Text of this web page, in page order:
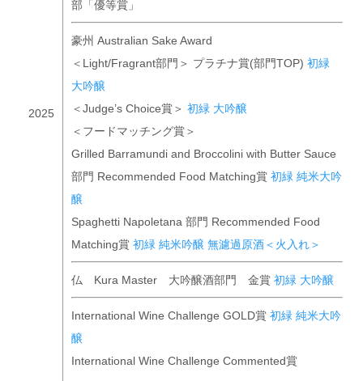
2025
部「優等賞」
豪州 Australian Sake Award
＜Light/Fragrant部門＞ プラチナ賞(部門TOP) 初緑
大吟醸
＜Judge’s Choice賞＞ 初緑 大吟醸
＜フードマッチング賞＞
Grilled Barramundi and Broccolini with Butter Sauce
部門 Recommended Food Matching賞 初緑 純米大吟
醸
Spaghetti Napoletana 部門 Recommended Food
Matching賞 初緑 純米吟醸 無濾過原酒＜火入れ＞
仏 Kura Master 大吟醸酒部門 金賞 初緑 大吟醸
International Wine Challenge GOLD賞 初緑 純米大吟
醸
International Wine Challenge Commented賞